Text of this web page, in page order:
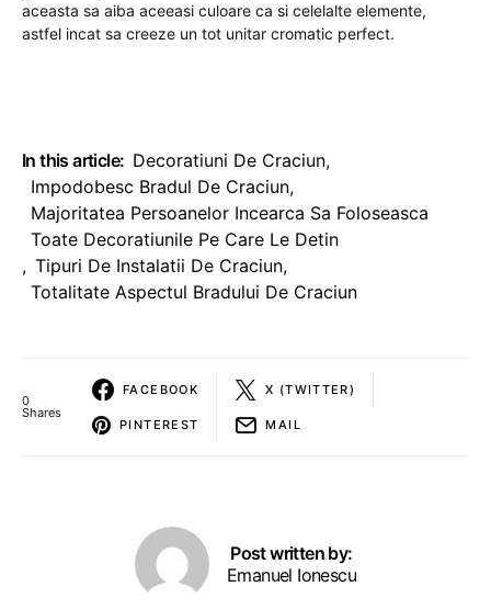
aceasta sa aiba aceeasi culoare ca si celelalte elemente,
astfel incat sa creeze un tot unitar cromatic perfect.
In this article: Decoratiuni De Craciun,
Impodobesc Bradul De Craciun,
Majoritatea Persoanelor Incearca Sa Foloseasca
Toate Decoratiunile Pe Care Le Detin
, Tipuri De Instalatii De Craciun,
Totalitate Aspectul Bradului De Craciun
0
Shares
FACEBOOK X (TWITTER)
PINTEREST MAIL
Post written by:
Emanuel Ionescu